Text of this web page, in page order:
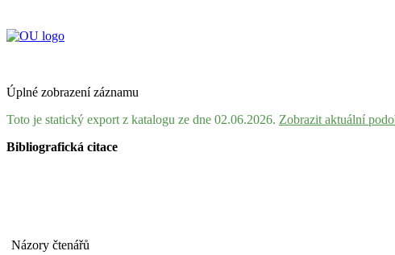
Úplné zobrazení záznamu
Toto je statický export z katalogu ze dne 02.06.2026. Zobrazit aktuální
Bibliografická citace
Názory čtenářů